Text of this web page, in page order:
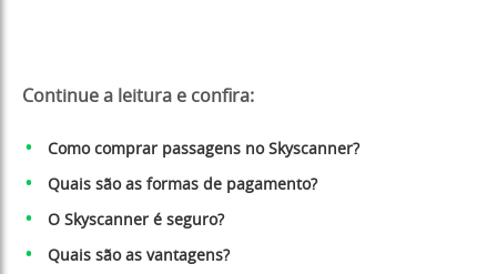
Continue a leitura e confira:
Como comprar passagens no Skyscanner?
Quais são as formas de pagamento?
O Skyscanner é seguro?
Quais são as vantagens?